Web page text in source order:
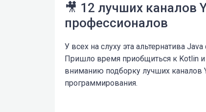
🎥 12 лучших каналов
профессионалов
У всех на слуху эта альтернатива
Пришло время приобщиться к Kotlin
вниманию подборку лучших каналов
программирования.